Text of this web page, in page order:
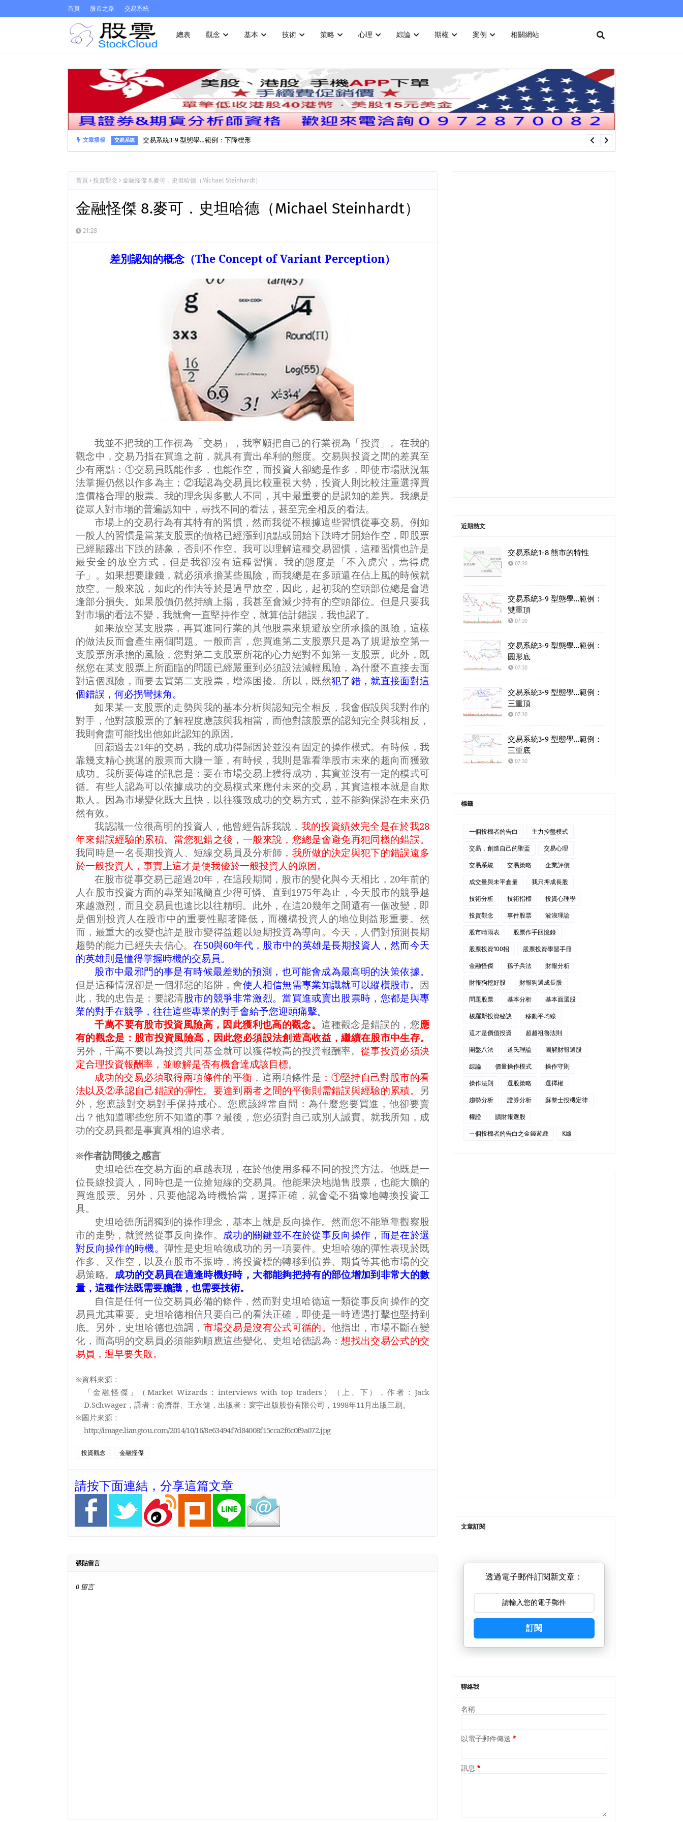
首頁 股市之路 交易系統
總表 觀念 基本 技術 策略 心理 綜論 期權 案例 相關網站
文章播報 交易系統 交易系統3-9 型態學…範例：下降楔形
首頁 投資觀念 金融怪傑 8.麥可．史坦哈德（Michael Steinhardt）
金融怪傑 8.麥可．史坦哈德（Michael Steinhardt）
21:28
差別認知的概念（The Concept of Variant Perception）
我並不把我的工作視為「交易」，我寧願把自己的行業視為「投資」。在我的
觀念中，交易乃指在買進之前，就具有賣出牟利的態度。交易與投資之間的差異至
少有兩點：①交易員既能作多，也能作空，而投資人卻總是作多，即使市場狀況無
法掌握仍然以作多為主；②我認為交易員比較重視大勢，投資人則比較注重選擇買
進價格合理的股票。我的理念與多數人不同，其中最重要的是認知的差異。我總是
從眾人對市場的普遍認知中，尋找不同的看法，甚至完全相反的看法。
市場上的交易行為有其特有的習慣，然而我從不根據這些習慣從事交易。例如
一般人的習慣是當某支股票的價格已經漲到頂點或開始下跌時才開始作空，即股票
已經顯露出下跌的跡象，否則不作空。我可以理解這種交易習慣，這種習慣也許是
最安全的放空方式，但是我卻沒有這種習慣。我的態度是「不入虎穴，焉得虎
子」。如果想要賺錢，就必須承擔某些風險，而我總是在多頭還在佔上風的時候就
放空。一般來說，如此的作法等於是過早放空，因此，起初我的空頭部位總是會遭
逢部分損失。如果股價仍然持續上揚，我甚至會減少持有的空頭部位。但是只要我
對市場的看法不變，我就會一直堅持作空，就算估計錯誤，我也認了。
如果放空某支股票，再買進同行業的其他股票來規避放空所承擔的風險，這樣
的做法反而會產生兩個問題。一般而言，您買進第二支股票只是為了規避放空第一
支股票所承擔的風險，您對第二支股票所花的心力絕對不如第一支股票。此外，既
然您在某支股票上所面臨的問題已經嚴重到必須設法減輕風險，為什麼不直接去面
對這個風險，而要去買第二支股票，增添困擾。所以，既然犯了錯，就直接面對這
個錯誤，何必拐彎抹角。
如果某一支股票的走勢與我的基本分析與認知完全相反，我會假設與我對作的
對手，他對該股票的了解程度應該與我相當，而他對該股票的認知完全與我相反，
我則會盡可能找出他如此認知的原因。
回顧過去21年的交易，我的成功得歸因於並沒有固定的操作模式。有時候，我
靠幾支精心挑選的股票而大賺一筆，有時候，我則是靠看準股市未來的趨向而獲致
成功。我所要傳達的訊息是：要在市場交易上獲得成功，其實並沒有一定的模式可
循。有些人認為可以依據成功的交易模式來應付未來的交易，其實這根本就是自欺
欺人。因為市場變化既大且快，以往獲致成功的交易方式，並不能夠保證在未來仍
然有效。
我認識一位很高明的投資人，他曾經告訴我說， 我的投資績效完全是在於我28
年來錯誤經驗的累積。當您犯錯之後，一般來說，您總是會避免再犯同樣的錯誤。
我同時是一名長期投資人、短線交易員及分析師， 我所做的決定與犯下的錯誤遠多
於一般投資人，事實上這才是使我優於一般投資人的原因。
在股市從事交易已超過20年，在這段期間，股市的變化與今天相比， 20年前的
人在股市投資方面的專業知識簡直少得可憐。直到1975年為止，今天股市的競爭越
來越激烈，而且交易員也遠比以往精明。此外，在這20幾年之間還有一個改變，即
是個別投資人在股市中的重要性顯著降低，而機構投資人的地位則益形重要。然
而，最重大的改變也許是股市變得益趨以短期投資為導向。今天，人們對預測長期
趨勢的能力已經失去信心。在50與60年代，股市中的英雄是長期投資人，然而今天
的英雄則是懂得掌握時機的交易員。
股市中最邪門的事是有時候最差勁的預測，也可能會成為最高明的決策依據。
但是這種情況卻是一個邪惡的陷阱，會使人相信無需專業知識就可以縱橫股市。 因
此，我的忠告是：要認清股市的競爭非常激烈。當買進或賣出股票時，您都是與專
業的對手在競爭，往往這些專業的對手會給予您迎頭痛擊。
千萬不要有股市投資風險高，因此獲利也高的觀念。這種觀念是錯誤的，您應
有的觀念是：股市投資風險高，因此您必須設法創造高收益，繼續在股市中生存。
另外，千萬不要以為投資共同基金就可以獲得較高的投資報酬率。 從事投資必須決
定合理投資報酬率，並瞭解是否有機會達成該目標。
成功的交易必須取得兩項條件的平衡 ，這兩項條件是 ：①堅持自己對股市的看
法以及②承認自己錯誤的彈性。要達到兩者之間的平衡則需錯誤與經驗的累積。
另
外，您應該對交易對手保持戒心。您應該經常自問：為什麼您要買進，他卻要賣
出？他知道哪些您所不知道的事？最後，您必須對自己或別人誠實。就我所知，成
功的交易員都是事實真相的追求者。
※作者訪問後之感言
史坦哈德在交易方面的卓越表現，在於他使用多種不同的投資方法。他既是一
位長線投資人，同時也是一位搶短線的交易員。他能果決地拋售股票，也能大膽的
買進股票。另外，只要他認為時機恰當，選擇正確，就會毫不猶豫地轉換投資工
具。
史坦哈德所謂獨到的操作理念，基本上就是反向操作。然而您不能單靠觀察股
市的走勢，就貿然從事反向操作。 成功的關鍵並不在於從事反向操作，而是在於選
對反向操作的時機。彈性是史坦哈德成功的另一項要件。史坦哈德的彈性表現於既
作多、又作空，以及在股市不振時，將投資標的轉移到債券、期貨等其他市場的交
易策略。 成功的交易員在適逢時機好時，大都能夠把持有的部位增加到非常大的數
量，這種作法既需要膽識，也需要技術。
自信是任何一位交易員必備的條件，然而對史坦哈德這一類從事反向操作的交
易員尤其重要。史坦哈德相信只要自己的看法正確，即使是一時遭遇打擊也堅持到
底。另外，史坦哈德也強調，市場交易是沒有公式可循的。 他指出，市場不斷在變
化，而高明的交易員必須能夠順應這些變化。史坦哈德認為：想找出交易公式的交
易員，遲早要失敗。
※資料來源：
「金融怪傑」（Market Wizards ：interviews with top traders ）（上、下），作者：Jack
D.Schwager ，譯者：俞濟群、王永健，出版者：寰宇出版股份有限公司， 1998年11月出版三刷。
※圖片來源：
http://image.liangtou.com/2014/10/16/8e63494f7d84008f15cca2f6c0f9a072.jpg
投資觀念 金融怪傑
請按下面連結，分享這篇文章
張貼留言
0 留言
近期熱文
交易系統1-8 熊市的特性
07:30
交易系統3-9 型態學…範例：
雙重頂
07:30
交易系統3-9 型態學…範例：
圓形底
07:30
交易系統3-9 型態學…範例：
三重頂
07:30
交易系統3-9 型態學…範例：
三重底
07:30
標籤
一個投機者的告白 主力控盤模式
交易．創造自己的聖盃 交易心理
交易系統 交易策略 企業評價
成交量與未平倉量 我只押成長股
技術分析 技術指標 投資心理學
投資觀念 事件股票 波浪理論
股市晴雨表 股票作手回憶錄
股票投資100招 股票投資學習手冊
金融怪傑 孫子兵法 財報分析
財報狗挖好股 財報狗選成長股
問題股票 基本分析 基本面選股
梭羅斯投資秘訣 移動平均線
這才是價值投資 超越祖魯法則
開盤八法 道氏理論 圖解財報選股
綜論 價量操作模式 操作守則
操作法則 選股策略 選擇權
趨勢分析 證券分析 蘇黎士投機定律
權證 讀財報選股
ㄧ個投機者的告白之金錢遊戲 K線
文章訂閱
透過電子郵件訂閱新文章：
訂閱
聯絡我
名稱
以電子郵件傳送 *
訊息 *